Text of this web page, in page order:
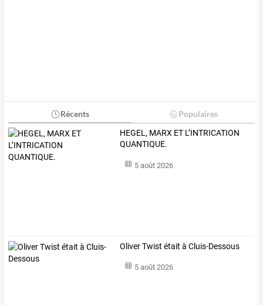
Récents Populaires
HEGEL, MARX ET L’INTRICATION
QUANTIQUE.
5 août 2026
Oliver Twist était à Cluis-Dessous
5 août 2026